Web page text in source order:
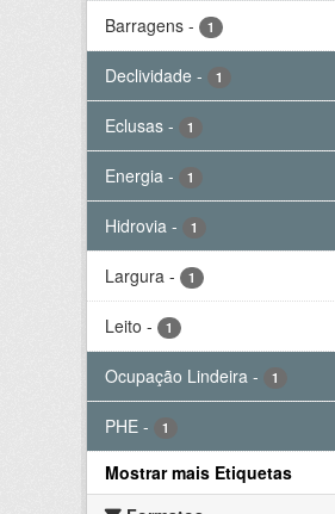
Barragens - 1
Declividade - 1
Eclusas - 1
Energia - 1
Hidrovia - 1
Largura - 1
Leito - 1
Ocupação Lindeira - 1
PHE - 1
Mostrar mais Etiquetas